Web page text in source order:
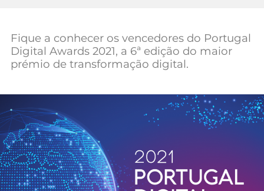
Mundial 2026
Fique a conhecer os vencedores do Portugal
Digital Awards 2021, a 6ª edição do maior
prémio de transformação digital.